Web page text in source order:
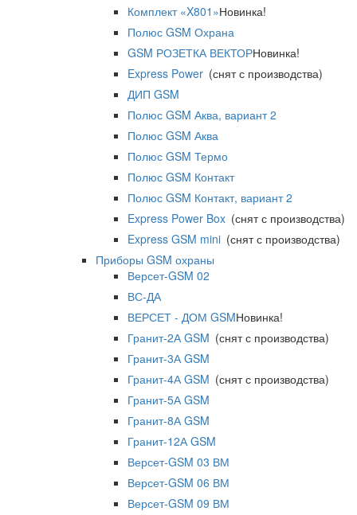
Комплект «X801»Новинка!
Полюс GSM Охрана
GSM РОЗЕТКА ВЕКТОРНовинка!
Express Power (снят с производства)
ДИП GSM
Полюс GSM Аква, вариант 2
Полюс GSM Аква
Полюс GSM Термо
Полюс GSM Контакт
Полюс GSM Контакт, вариант 2
Express Power Box (снят с производства)
Express GSM mini (снят с производства)
Приборы GSM охраны
Версет-GSM 02
ВС-ДА
ВЕРСЕТ - ДОМ GSMНовинка!
Гранит-2А GSM (снят с производства)
Гранит-3А GSM
Гранит-4А GSM (снят с производства)
Гранит-5А GSM
Гранит-8А GSM
Гранит-12А GSM
Версет-GSM 03 ВМ
Версет-GSM 06 ВМ
Версет-GSM 09 ВМ